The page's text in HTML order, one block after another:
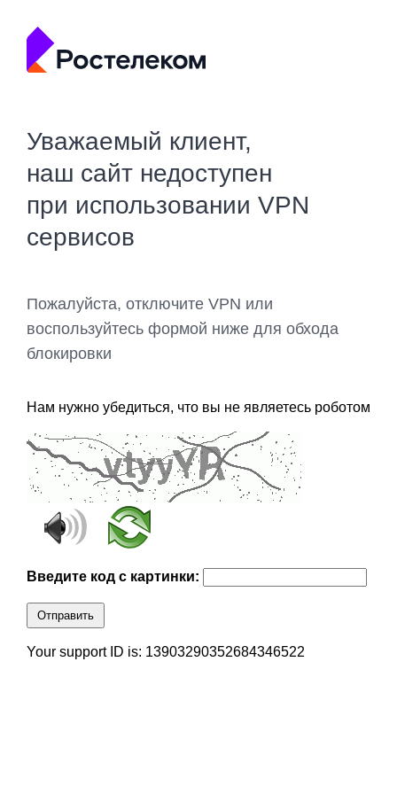
Уважаемый клиент,
наш сайт недоступен
при использовании VPN
сервисов
Пожалуйста, отключите VPN или
воспользуйтесь формой ниже для обхода
блокировки
Нам нужно убедиться, что вы не являетесь роботом
Введите код с картинки:
Отправить
Your support ID is: 13903290352684346522